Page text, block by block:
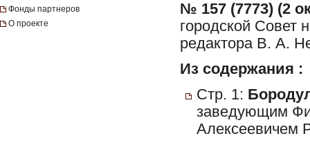
Фонды партнеров
О проекте
№ 157 (7773) (2
городской Совет
редактора В. А.
Из содержания :
Стр. 1:
заведующим
Алексеевичем